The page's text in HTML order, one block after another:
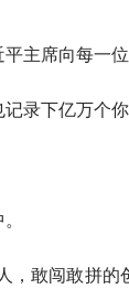
主席向每一位
录下亿万个你
，敢闯敢拼